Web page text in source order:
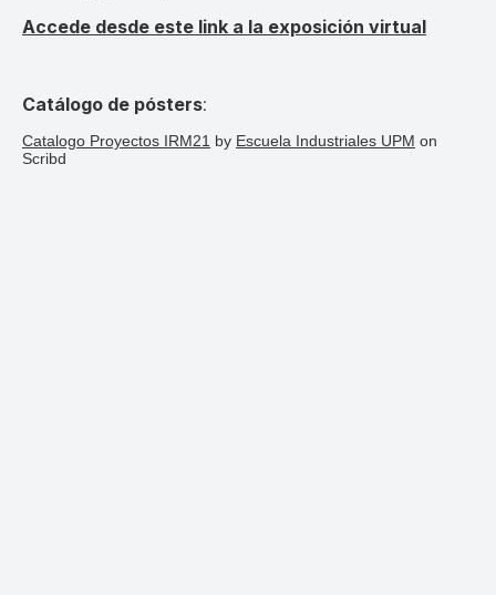
Accede desde este link a la exposición virtual
Catálogo de pósters:
Catalogo Proyectos IRM21 by Escuela Industriales UPM on
Scribd